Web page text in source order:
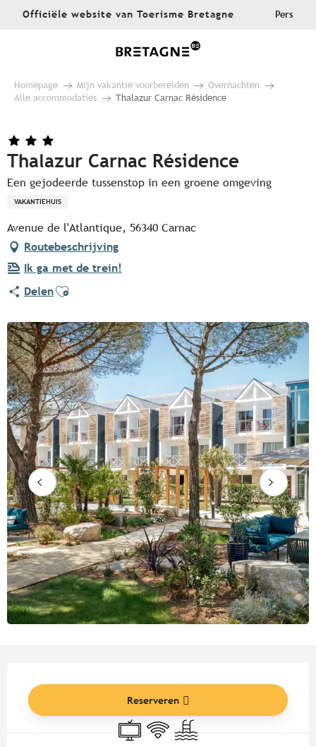
AllerOfficiële website van Toerisme Bretagne Pers
Homepage Mijn vakantie voorbereiden
Overnachten
Alle accommodaties
Thalazur Carnac Résidence
Thalazur Carnac Résidence
Een gejodeerde tussenstop in een groene omgeving
VAKANTIEHUIS
Avenue de l'Atlantique, 56340 Carnac
Routebeschrijving
Ik ga met de trein!
DelenAjouter aux favoris
Reserveren
Televisie
Wifi Zwembad